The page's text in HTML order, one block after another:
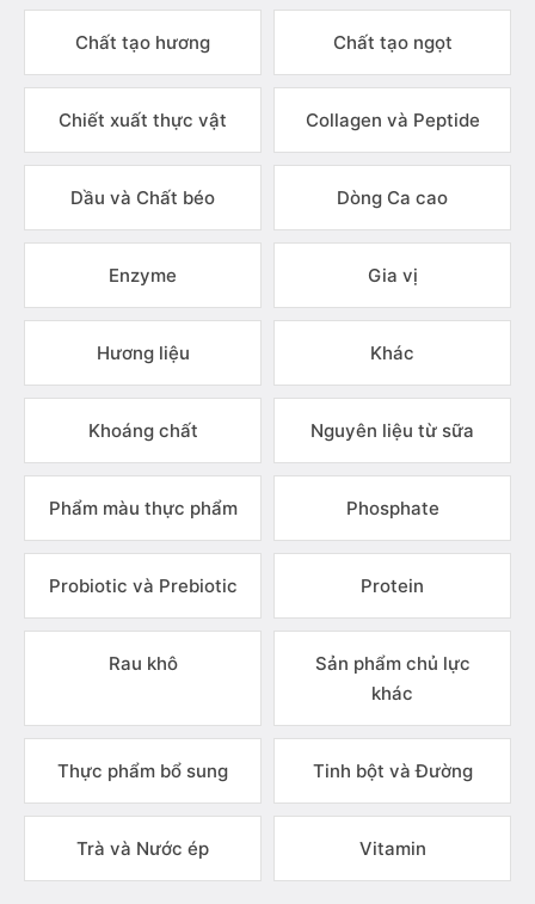
Chất tạo hương Chất tạo ngọt
Chiết xuất thực vật Collagen và Peptide
Dầu và Chất béo Dòng Ca cao
Enzyme Gia vị
Hương liệu Khác
Khoáng chất Nguyên liệu từ sữa
Phẩm màu thực phẩm Phosphate
Probiotic và Prebiotic Protein
Rau khô
Sản phẩm chủ lực
khác
Thực phẩm bổ sung Tinh bột và Đường
Trà và Nước ép Vitamin